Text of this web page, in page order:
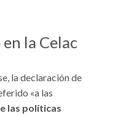
la Celac
la declaración de
«a las
las políticas